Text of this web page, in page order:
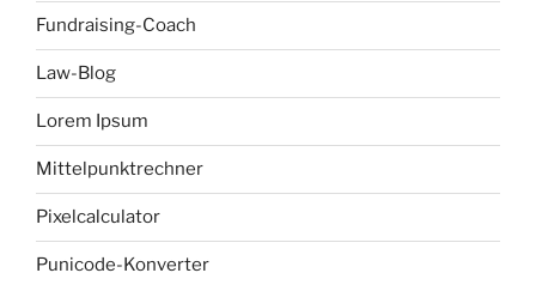
Fundraising-Coach
Law-Blog
Lorem Ipsum
Mittelpunktrechner
Pixelcalculator
Punicode-Konverter